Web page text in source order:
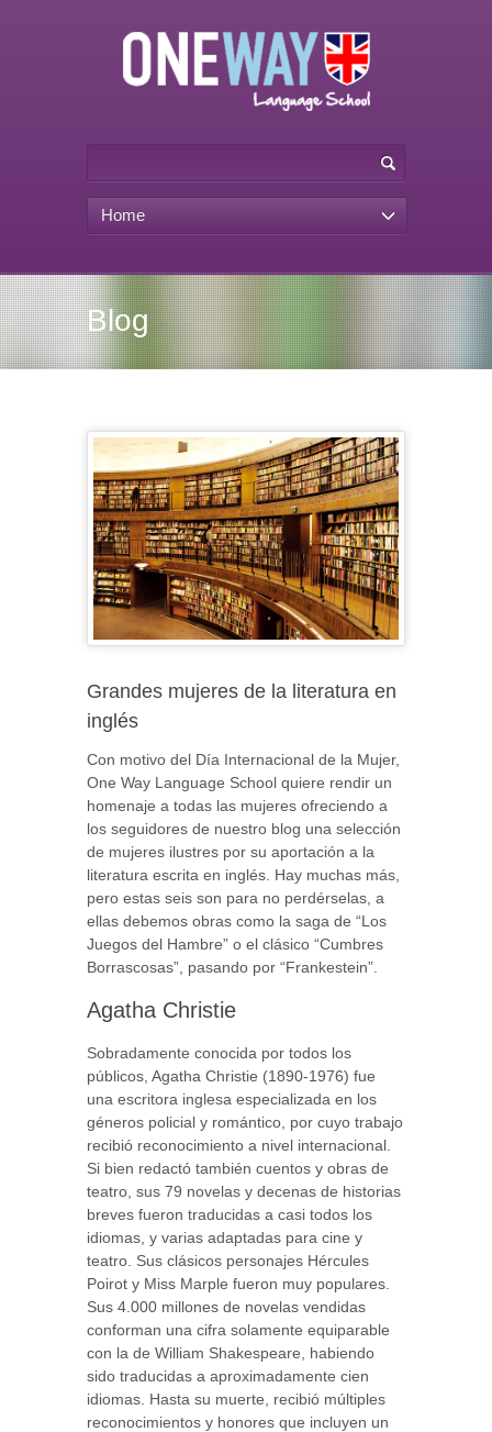
Home
Blog
Grandes mujeres de la literatura en
inglés
Con motivo del Día Internacional de la Mujer,
One Way Language School quiere rendir un
homenaje a todas las mujeres ofreciendo a
los seguidores de nuestro blog una selección
de mujeres ilustres por su aportación a la
literatura escrita en inglés. Hay muchas más,
pero estas seis son para no perdérselas, a
ellas debemos obras como la saga de “Los
Juegos del Hambre” o el clásico “Cumbres
Borrascosas”, pasando por “Frankestein”.
Agatha Christie
Sobradamente conocida por todos los
públicos, Agatha Christie (1890-1976) fue
una escritora inglesa especializada en los
géneros policial y romántico, por cuyo trabajo
recibió reconocimiento a nivel internacional.
Si bien redactó también cuentos y obras de
teatro, sus 79 novelas y decenas de historias
breves fueron traducidas a casi todos los
idiomas, y varias adaptadas para cine y
teatro. Sus clásicos personajes Hércules
Poirot y Miss Marple fueron muy populares.
Sus 4.000 millones de novelas vendidas
conforman una cifra solamente equiparable
con la de William Shakespeare, habiendo
sido traducidas a aproximadamente cien
idiomas. Hasta su muerte, recibió múltiples
reconocimientos y honores que incluyen un